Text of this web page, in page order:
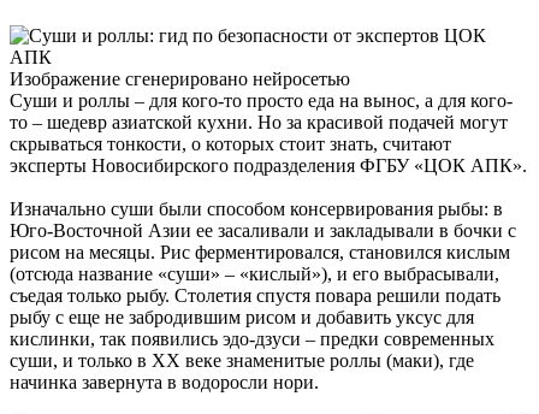
Изображение сгенерировано нейросетью
Суши и роллы – для кого-то просто еда на вынос, а для кого-
то – шедевр азиатской кухни. Но за красивой подачей могут
скрываться тонкости, о которых стоит знать, считают
эксперты Новосибирского подразделения ФГБУ «ЦОК АПК».
Изначально суши были способом консервирования рыбы: в
Юго-Восточной Азии ее засаливали и закладывали в бочки с
рисом на месяцы. Рис ферментировался, становился кислым
(отсюда название «суши» – «кислый»), и его выбрасывали,
съедая только рыбу. Столетия спустя повара решили подать
рыбу с еще не забродившим рисом и добавить уксус для
кислинки, так появились эдо-дзуси – предки современных
суши, и только в XX веке знаменитые роллы (маки), где
начинка завернута в водоросли нори.